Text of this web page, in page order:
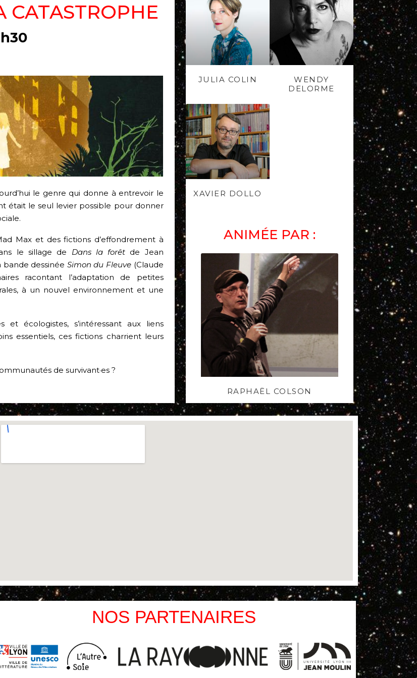
CATASTROPHE
le genre qui donne à entrevoir le
était le seul levier possible pour donner
Max et des fictions d’effondrement à
le sillage de Dans la forêt de Jean
bande dessinée Simon du Fleuve (Claude
racontant l’adaptation de petites
à un nouvel environnement et une
et écologistes, s’intéressant aux liens
essentiels, ces fictions charrient leurs
de survivant·es ?
JULIA COLIN
WENDY
DELORME
XAVIER DOLLO
ANIMÉE PAR :
RAPHAËL COLSON
NOS PARTENAIRES